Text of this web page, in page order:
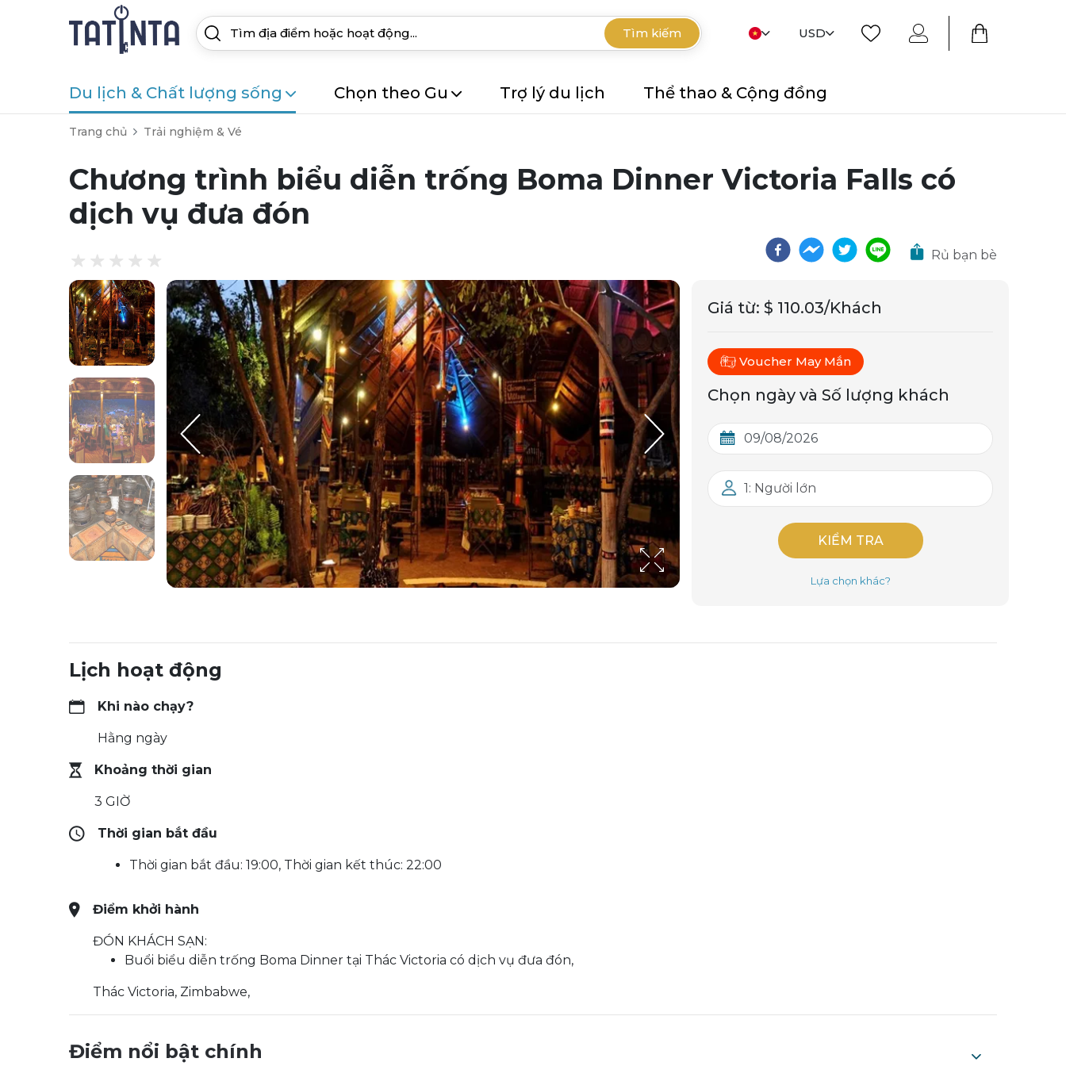
Tìm kiếm USD
Du lịch & Chất lượng sống Chọn theo Gu Trợ lý du lịch Thể thao & Cộng đồng
Trang chủ Trải nghiệm & Vé
Chương trình biểu diễn trống Boma Dinner Victoria Falls có
dịch vụ đưa đón
Rủ bạn bè
Giá từ: $ 110.03/Khách
Voucher May Mắn
Chọn ngày và Số lượng khách
1: Người lớn
KIỂM TRA
Lựa chọn khác?
Lịch hoạt động
Khi nào chạy?
Hằng ngày
Khoảng thời gian
3 GIỜ
Thời gian bắt đầu
Thời gian bắt đầu: 19:00, Thời gian kết thúc: 22:00
Điểm khởi hành
ĐÓN KHÁCH SẠN:
Buổi biểu diễn trống Boma Dinner tại Thác Victoria có dịch vụ đưa đón,
Thác Victoria, Zimbabwe,
Điểm nổi bật chính